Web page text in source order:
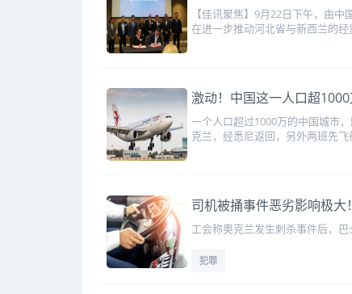
【佳讯聚焦】9月22日下午，由
在进一步推动河北省与新西兰的经
激动！中国这一人口超
一个人口超过1000万的中国城市
克兰，经悉尼返回，另外两班先
司机被捅事件恶劣影响极
工会称奥克兰发生刺杀事件后，
犯罪